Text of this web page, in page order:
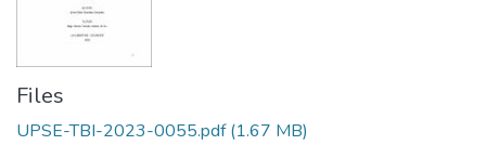
Files
UPSE-TBI-2023-0055.pdf(1.67 MB)